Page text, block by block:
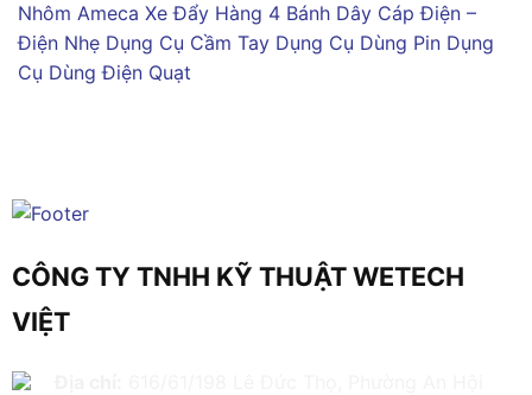
Nhôm Ameca Xe Đẩy Hàng 4 Bánh Dây Cáp Điện –
Điện Nhẹ Dụng Cụ Cầm Tay Dụng Cụ Dùng Pin Dụng
Cụ Dùng Điện Quạt
CÔNG TY TNHH KỸ THUẬT WETECH
VIỆT